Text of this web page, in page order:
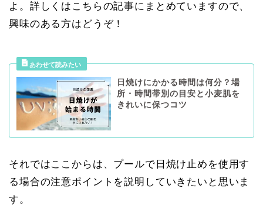
よ。詳しくはこちらの記事にまとめていますので、
興味のある方はどうぞ！
日焼けにかかる時間は何分？場
所・時間帯別の目安と小麦肌を
きれいに保つコツ
それではここからは、プールで日焼け止めを使用す
る場合の注意ポイントを説明していきたいと思いま
す。